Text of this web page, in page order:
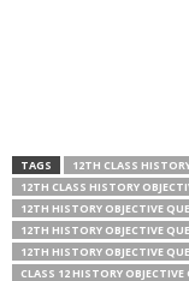
TAGS
12TH CLASS
12TH CLASS HISTORY
12TH HISTORY OBJECTIVE
12TH HISTORY OBJECTIVE
12TH HISTORY OBJECTIVE
CLASS 12 HISTORY